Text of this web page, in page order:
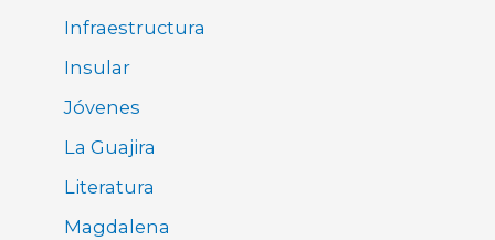
Infraestructura
Insular
Jóvenes
La Guajira
Literatura
Magdalena